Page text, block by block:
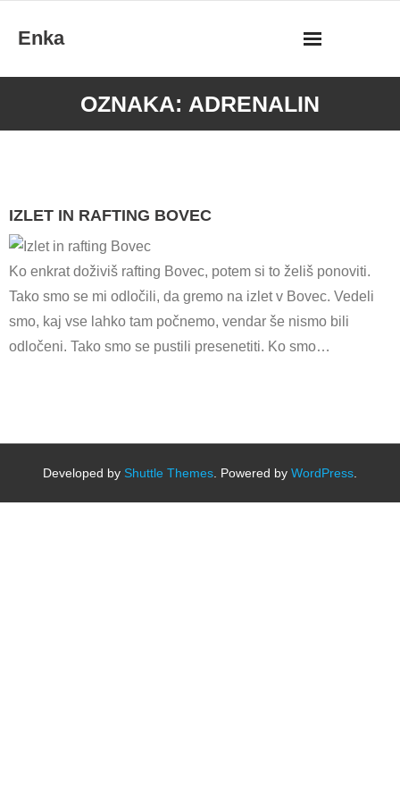
Enka
OZNAKA: ADRENALIN
IZLET IN RAFTING BOVEC
Ko enkrat doživiš rafting Bovec, potem si to želiš ponoviti.
Tako smo se mi odločili, da gremo na izlet v Bovec. Vedeli
smo, kaj vse lahko tam počnemo, vendar še nismo bili
odločeni. Tako smo se pustili presenetiti. Ko smo…
Developed by Shuttle Themes . Powered by WordPress